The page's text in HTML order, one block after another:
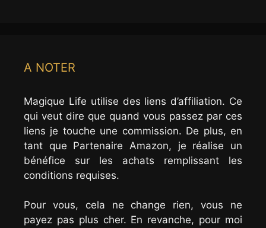
A NOTER
Magique Life utilise des liens d’affiliation. Ce
qui veut dire que quand vous passez par ces
liens je touche une commission. De plus, en
tant que Partenaire Amazon, je réalise un
bénéfice sur les achats remplissant les
conditions requises.
Pour vous, cela ne change rien, vous ne
payez pas plus cher. En revanche, pour moi